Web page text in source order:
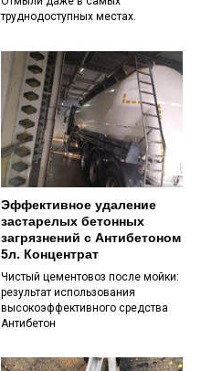
труднодоступных местах.
Эффективное удаление
застарелых бетонных
загрязнений с Антибетоном
5л. Концентрат
Чистый цементовоз после мойки:
результат использования
высокоэффективного средства
Антибетон